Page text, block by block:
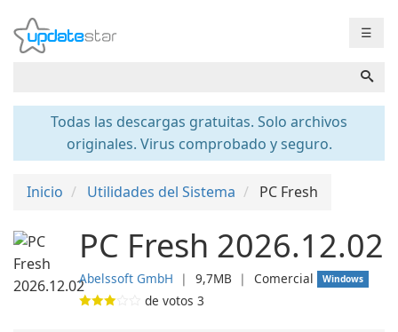
☰
Todas las descargas gratuitas. Solo archivos
originales. Virus comprobado y seguro.
Inicio Utilidades del Sistema PC Fresh
PC Fresh 2026.12.02
Abelssoft GmbH ❘ 9,7MB ❘ Comercial Windows
de votos 3